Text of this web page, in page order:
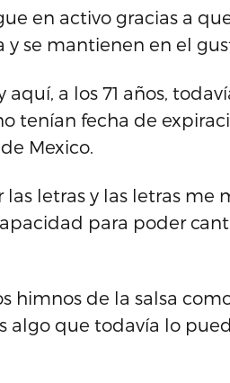
en activo gracias a
se mantienen en el
aquí, a los 71 años,
tenían fecha de
Mexico.
las letras y las letras me
para poder
himnos de la salsa como
algo que todavía lo